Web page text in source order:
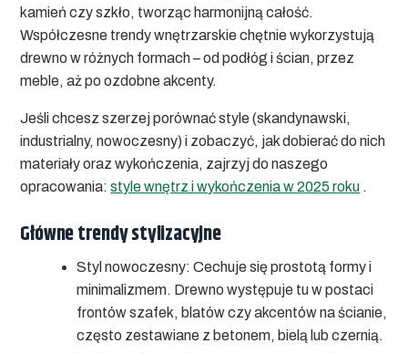
kamień czy szkło, tworząc harmonijną całość.
Współczesne trendy wnętrzarskie chętnie wykorzystują
drewno w różnych formach – od podłóg i ścian, przez
meble, aż po ozdobne akcenty.
Jeśli chcesz szerzej porównać style (skandynawski,
industrialny, nowoczesny) i zobaczyć, jak dobierać do nich
materiały oraz wykończenia, zajrzyj do naszego
opracowania:style wnętrz i wykończenia w 2025 roku .
Główne trendy stylizacyjne
Styl nowoczesny: Cechuje się prostotą formy i
minimalizmem. Drewno występuje tu w postaci
frontów szafek, blatów czy akcentów na ścianie,
często zestawiane z betonem, bielą lub czernią.